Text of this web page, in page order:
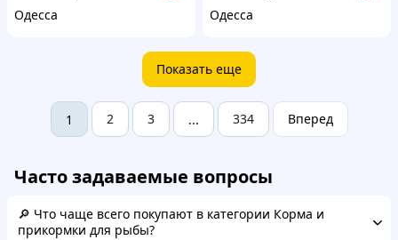
Одесса
Одесса
Показать еще
1 2 3 ... 334 Вперед
Часто задаваемые вопросы
🔎 Что чаще всего покупают в категории Корма и
прикормки для рыбы?